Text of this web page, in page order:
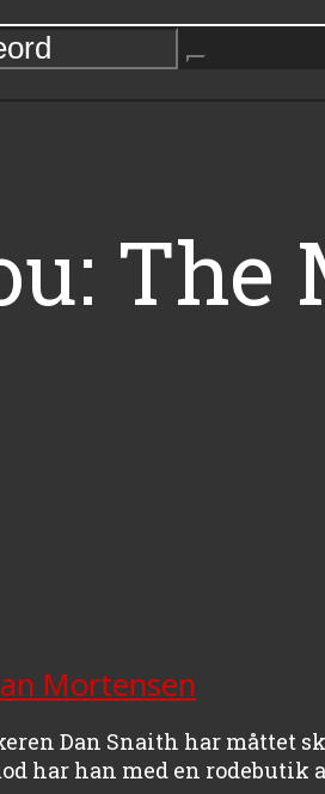
Mortensen
Dan Snaith har måttet
har han med en rodebutik